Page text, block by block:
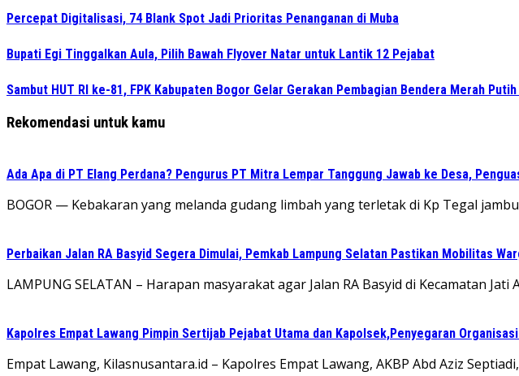
Percepat Digitalisasi, 74 Blank Spot Jadi Prioritas Penanganan di Muba
Bupati Egi Tinggalkan Aula, Pilih Bawah Flyover Natar untuk Lantik 12 Pejabat
Sambut HUT RI ke-81, FPK Kabupaten Bogor Gelar Gerakan Pembagian Bendera Merah
Rekomendasi untuk kamu
Ada Apa di PT Elang Perdana? Pengurus PT Mitra Lempar Tanggung Jawab ke Desa,
​BOGOR — Kebakaran yang melanda gudang limbah yang terletak di Kp Tegal
Perbaikan Jalan RA Basyid Segera Dimulai, Pemkab Lampung Selatan Pastikan Mobilitas
LAMPUNG SELATAN – Harapan masyarakat agar Jalan RA Basyid di Kecamatan
Kapolres Empat Lawang Pimpin Sertijab Pejabat Utama dan Kapolsek,Penyegaran
Empat Lawang, Kilasnusantara.id – Kapolres Empat Lawang, AKBP Abd Aziz